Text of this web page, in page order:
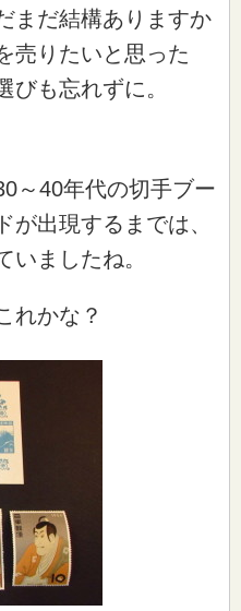
まだ結構ありますか
売りたいと思った
びも忘れずに。
～40年代の切手ブー
が出現するまでは、
いましたね。
れかな？